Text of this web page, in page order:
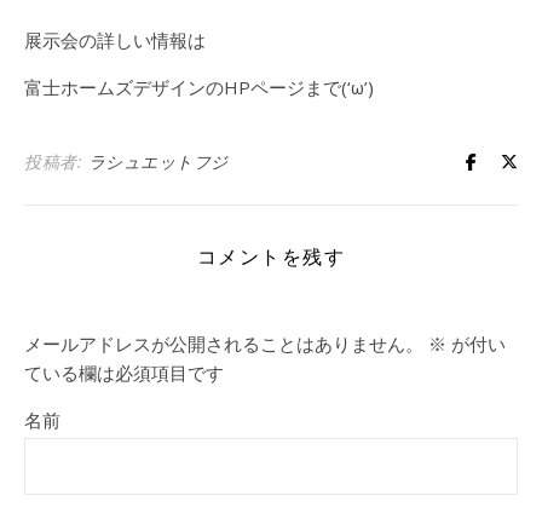
展示会の詳しい情報は
富士ホームズデザインのHPページまで(‘ω’)
投稿者: ラシュエットフジ
コメントを残す
メールアドレスが公開されることはありません。 ※ が付い
ている欄は必須項目です
名前